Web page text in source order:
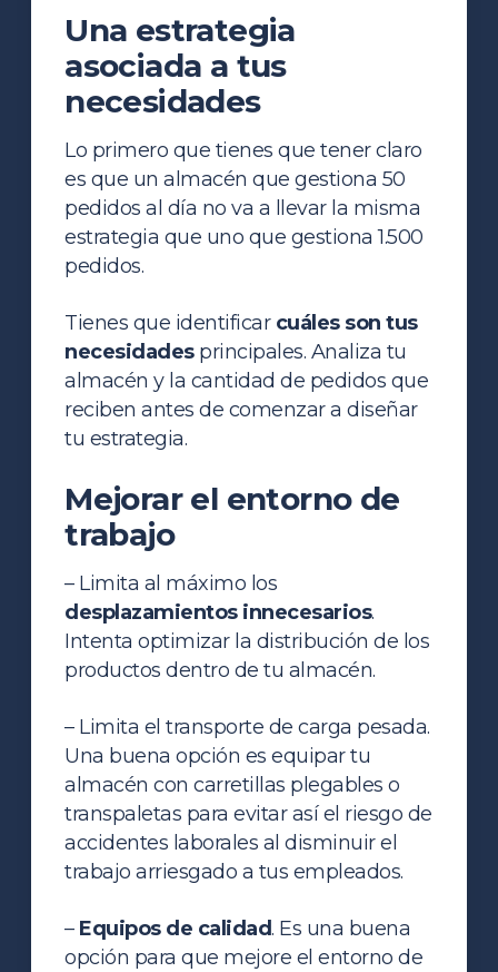
Una estrategia
asociada a tus
necesidades
Lo primero que tienes que tener claro
es que un almacén que gestiona 50
pedidos al día no va a llevar la misma
estrategia que uno que gestiona 1.500
pedidos.
Tienes que identificar cuáles son tus
necesidadesprincipales. Analiza tu
almacén y la cantidad de pedidos que
reciben antes de comenzar a diseñar
tu estrategia.
Mejorar el entorno de
trabajo
– Limita al máximo los
desplazamientos innecesarios.
Intenta optimizar la distribución de los
productos dentro de tu almacén.
– Limita el transporte de carga pesada.
Una buena opción es equipar tu
almacén con carretillas plegables o
transpaletas para evitar así el riesgo de
accidentes laborales al disminuir el
trabajo arriesgado a tus empleados.
–Equipos de calidad. Es una buena
opción para que mejore el entorno de